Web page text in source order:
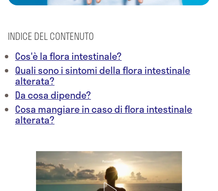
INDICE DEL CONTENUTO
Cos'è la flora intestinale?
Quali sono i sintomi della flora intestinale
alterata?
Da cosa dipende?
Cosa mangiare in caso di flora intestinale
alterata?